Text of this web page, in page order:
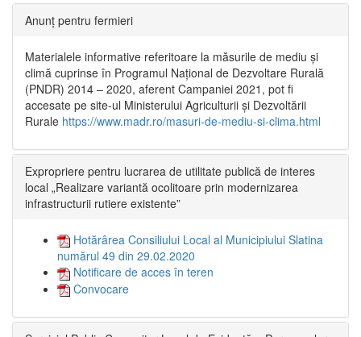
Anunț pentru fermieri
Materialele informative referitoare la măsurile de mediu și
climă cuprinse în Programul Național de Dezvoltare Rurală
(PNDR) 2014 – 2020, aferent Campaniei 2021, pot fi
accesate pe site-ul Ministerului Agriculturii și Dezvoltării
Rurale https://www.madr.ro/masuri-de-mediu-si-clima.html
Expropriere pentru lucrarea de utilitate publică de interes
local „Realizare variantă ocolitoare prin modernizarea
infrastructurii rutiere existente”
Hotărârea Consiliului Local al Municipiului Slatina
numărul 49 din 29.02.2020
Notificare de acces în teren
Convocare